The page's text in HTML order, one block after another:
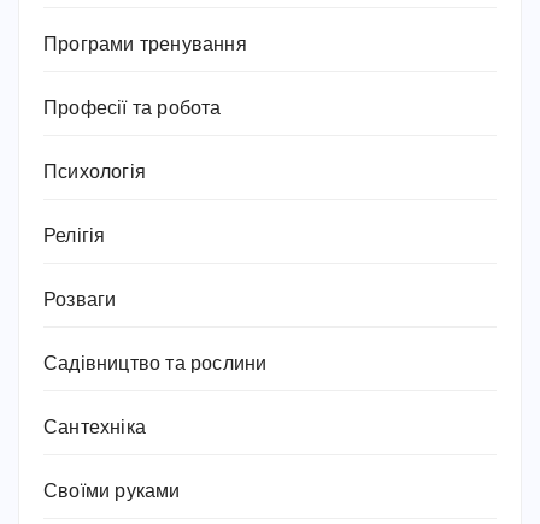
Програми тренування
Професії та робота
Психологія
Релігія
Розваги
Садівництво та рослини
Сантехніка
Своїми руками